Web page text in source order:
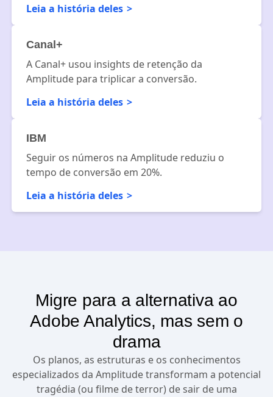
Leia a história deles
Canal+
A Canal+ usou insights de retenção da
Amplitude para triplicar a conversão.
Leia a história deles
IBM
Seguir os números na Amplitude reduziu o
tempo de conversão em 20%.
Leia a história deles
Migre para a alternativa ao
Adobe Analytics, mas sem o
drama
Os planos, as estruturas e os conhecimentos
especializados da Amplitude transformam a potencial
tragédia (ou filme de terror) de sair de uma